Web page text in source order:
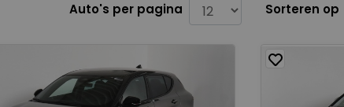
Auto's per pagina Sorteren op